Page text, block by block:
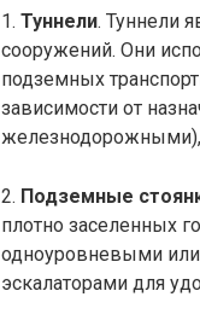
1. Туннели. Туннели
сооружений. Они
подземных
зависимости от
2. Подземные
плотно заселенных
одноуровневыми
эскалаторами для